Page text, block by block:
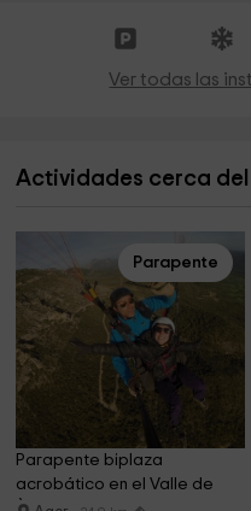
Ver todas las
Actividades cerca
Parapente
Parapente biplaza
acrobático en el Valle de